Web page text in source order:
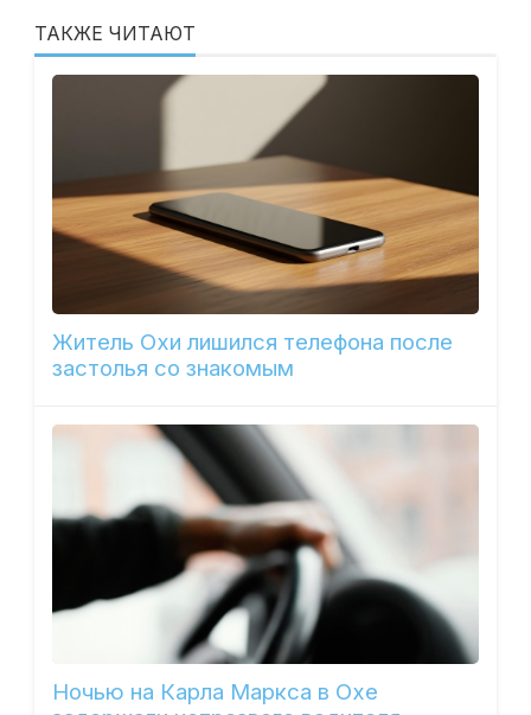
ТАКЖЕ ЧИТАЮТ
Житель Охи лишился телефона после
застолья со знакомым
Ночью на Карла Маркса в Охе